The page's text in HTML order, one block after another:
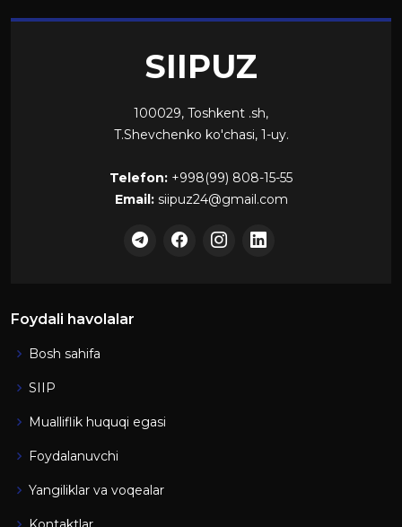
SIIPUZ
100029, Toshkent .sh,
T.Shevchenko ko'chasi, 1-uy.
Telefon: +998(99) 808-15-55
Email:siipuz24@gmail.com
Foydali havolalar
Bosh sahifa
SIIP
Mualliflik huquqi egasi
Foydalanuvchi
Yangiliklar va voqealar